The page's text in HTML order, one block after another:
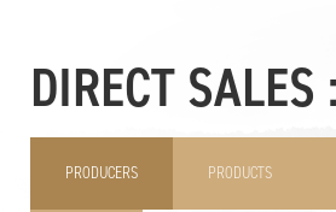
DIRECT SALES :
PRODUCERS PRODUCTS